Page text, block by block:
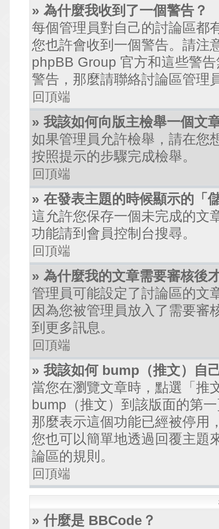
» 為什麼我收到了一個警告？
每個管理員對自己的討論區都
您也許會收到一個警告。請注
phpBB Group 官方和這些警
警告，那麼請聯絡討論區管理
回頂端
» 我該如何向版主檢舉一個文
如果管理員允許檢舉，請在您
按照提示的步驟完成檢舉。
回頂端
» 在發表主題的時候顯示的「
這允許您保存一個未完成的文
功能請到會員控制台搜尋。
回頂端
» 為什麼我的文章需要審核後
管理員可能設定了討論區的文
因為您被管理員放入了需要審
到更多訊息。
回頂端
» 我該如何 bump（推文）自
當您在瀏覽文章時，點選「推
bump（推文）到該版面的第
那麼表示這個功能已經被停用
您也可以簡單地透過回覆主題
論區的規則。
回頂端
» 什麼是 BBCode？